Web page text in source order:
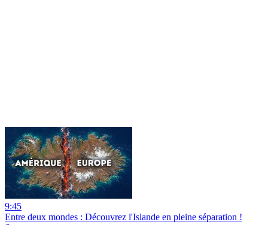
9:45
Entre deux mondes : Découvrez l'Islande en pleine séparation !